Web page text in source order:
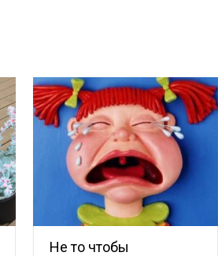
Не то чтобы